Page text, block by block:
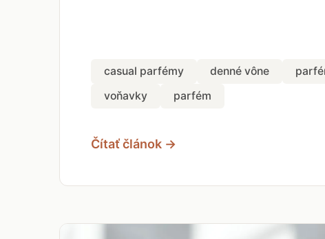
casual parfémy denné vône
voňavky
parfém
Čítať článok →